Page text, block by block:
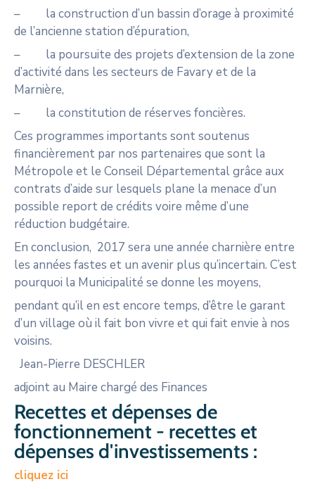
– la construction d’un bassin d’orage à proximité
de l’ancienne station d’épuration,
– la poursuite des projets d’extension de la zone
d’activité dans les secteurs de Favary et de la
Marnière,
– la constitution de réserves foncières.
Ces programmes importants sont soutenus
financièrement par nos partenaires que sont la
Métropole et le Conseil Départemental grâce aux
contrats d’aide sur lesquels plane la menace d’un
possible report de crédits voire même d’une
réduction budgétaire.
En conclusion, 2017 sera une année charnière entre
les années fastes et un avenir plus qu’incertain. C’est
pourquoi la Municipalité se donne les moyens,
pendant qu’il en est encore temps, d’être le garant
d’un village où il fait bon vivre et qui fait envie à nos
voisins.
Jean-Pierre DESCHLER
adjoint au Maire chargé des Finances
Recettes et dépenses de
fonctionnement - recettes et
dépenses d'investissements :
cliquez ici